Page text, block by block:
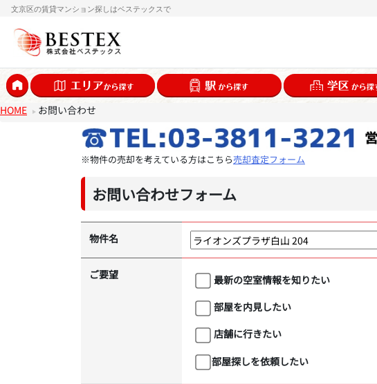
文京区の賃貸マンション探しはベステックスで
HOME お問い合わせ
※物件の売却を考えている方はこちら売却査定フォーム
お問い合わせフォーム
物件名
ご要望
最新の空室情報を知りたい
部屋を内見したい
店舗に行きたい
部屋探しを依頼したい